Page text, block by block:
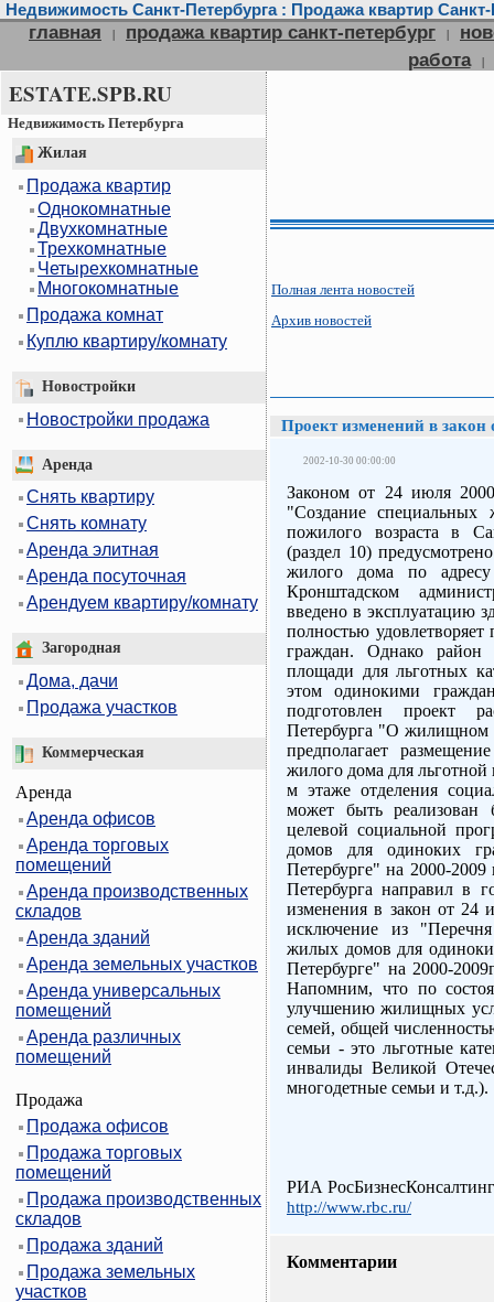
Недвижимость Санкт-Петербурга : Продажа квартир
главная | продажа квартир санкт-петербург |
работа
|
ESTATE.SPB.RU
Недвижимость Петербурга
Жилая
Продажа квартир
Однокомнатные
Двухкомнатные
Трехкомнатные
Четырехкомнатные
Многокомнатные
Продажа комнат
Куплю квартиру/комнату
Новостройки
Новостройки продажа
Аренда
Снять квартиру
Снять комнату
Аренда элитная
Аренда посуточная
Арендуем квартиру/комнату
Загородная
Дома, дачи
Продажа участков
Коммерческая
Аренда
Аренда офисов
Аренда торговых
помещений
Аренда производственных
складов
Аренда зданий
Аренда земельных участков
Аренда универсальных
помещений
Аренда различных
помещений
Продажа
Продажа офисов
Продажа торговых
помещений
Продажа производственных
складов
Продажа зданий
Продажа земельных
участков
Полная лента новостей
Архив новостей
Проект изменений в
2002-10-30 00:00:00
Законом от 24 июля
"Создание
пожилого возраста в
(раздел 10)
жилого дома по
Кронштадском
введено в эксплуатацию
полностью
граждан. Однако район
площади для льготных
этом одинокими
подготовлен проект
Петербурга "О жилищном
предполагает
жилого дома для
м этаже отделения
может быть
целевой социальной
домов для одиноких
Петербурге" на 2000-
Петербурга направил в
изменения в закон от 24
исключение из
жилых домов для
Петербурге" на 2000-
Напомним, что по
улучшению жилищных
семей, общей
семьи - это льготные
инвалиды Великой
многодетные семьи и т.д.).
РИА РосБизнесКонсалтинг
http://www.rbc.ru/
Комментарии